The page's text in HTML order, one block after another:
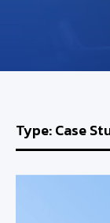
Type: Case